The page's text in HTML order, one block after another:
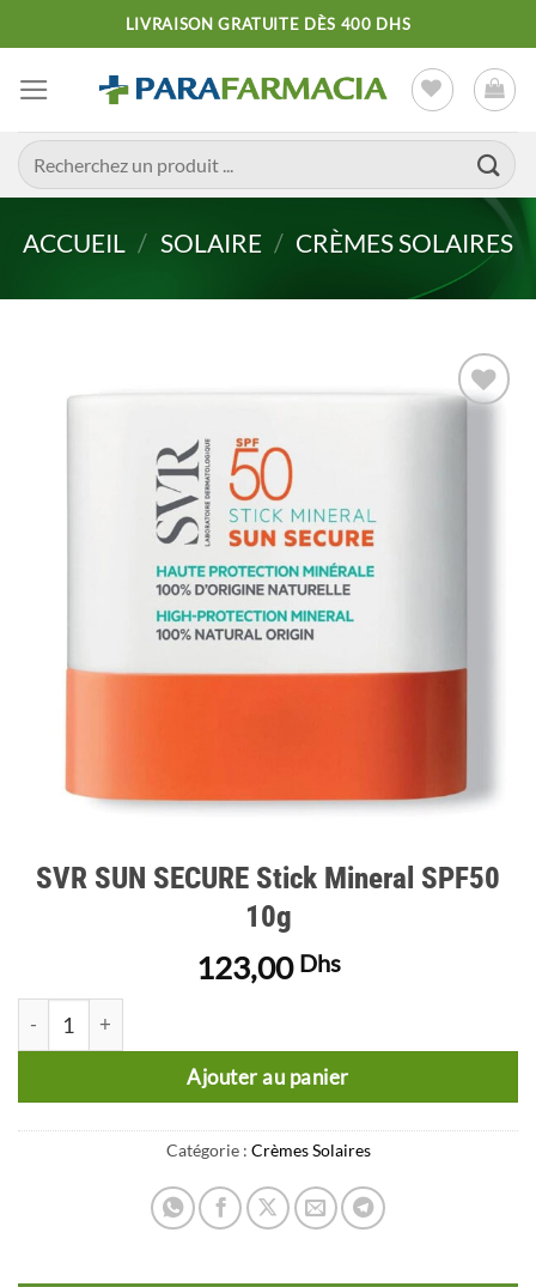
au
contenu
LIVRAISON GRATUITE DÈS 400 DHS
Recherche
pour :
ACCUEIL / SOLAIRE / CRÈMES SOLAIRES
SVR SUN SECURE Stick Mineral SPF50
10g
123,00 Dhs
quantité de SVR SUN SECURE Stick Mineral SPF50 10g
Ajouter au panier
Catégorie : Crèmes Solaires